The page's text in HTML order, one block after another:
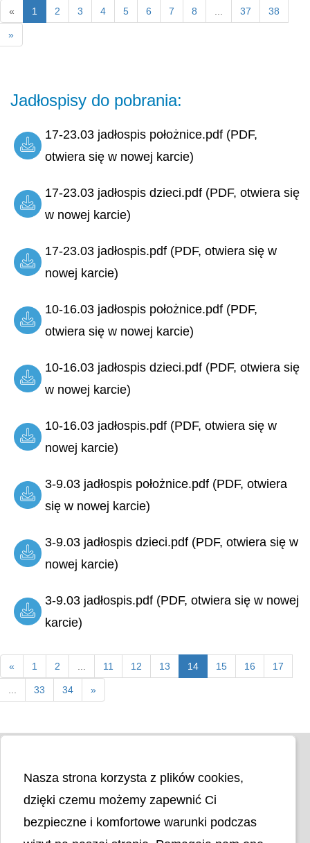
« 1 2 3 4 5 6 7 8 ... 37 38
»
Jadłospisy do pobrania:
17-23.03 jadłospis położnice.pdf (PDF,
otwiera się w nowej karcie)
17-23.03 jadłospis dzieci.pdf (PDF, otwiera się
w nowej karcie)
17-23.03 jadłospis.pdf (PDF, otwiera się w
nowej karcie)
10-16.03 jadłospis położnice.pdf (PDF,
otwiera się w nowej karcie)
10-16.03 jadłospis dzieci.pdf (PDF, otwiera się
w nowej karcie)
10-16.03 jadłospis.pdf (PDF, otwiera się w
nowej karcie)
3-9.03 jadłospis położnice.pdf (PDF, otwiera
się w nowej karcie)
3-9.03 jadłospis dzieci.pdf (PDF, otwiera się w
nowej karcie)
3-9.03 jadłospis.pdf (PDF, otwiera się w nowej
karcie)
« 1 2 ... 11 12 13 14 15 16 17
... 33 34 »
Nasza strona korzysta z plików cookies,
dzięki czemu możemy zapewnić Ci
bezpieczne i komfortowe warunki podczas